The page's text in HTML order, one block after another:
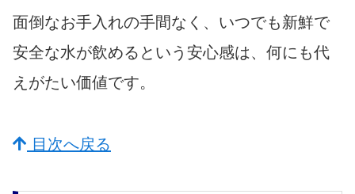
面倒なお手入れの手間なく、いつでも新鮮で
安全な水が飲めるという安心感は、何にも代
えがたい価値です。
目次へ戻る